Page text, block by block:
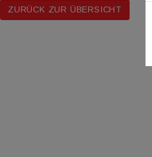
ZURÜCK ZUR ÜBERSICHT